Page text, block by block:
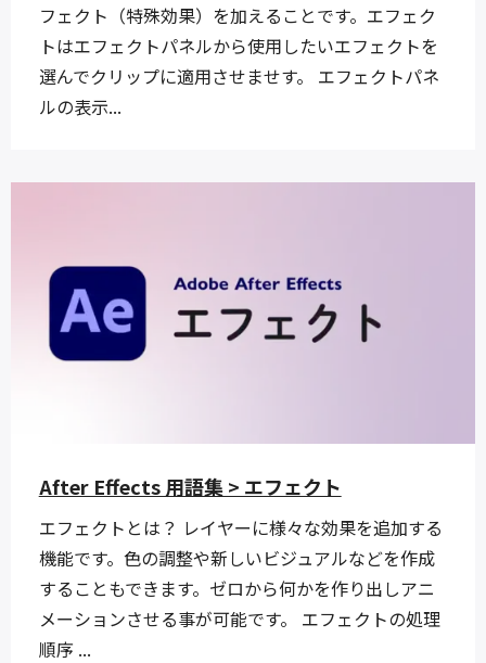
フェクト（特殊効果）を加えることです。エフェク
トはエフェクトパネルから使用したいエフェクトを
選んでクリップに適用させませす。 エフェクトパネ
ルの表示...
After Effects 用語集 > エフェクト
エフェクトとは？ レイヤーに様々な効果を追加する
機能です。色の調整や新しいビジュアルなどを作成
することもできます。ゼロから何かを作り出しアニ
メーションさせる事が可能です。 エフェクトの処理
順序 ...